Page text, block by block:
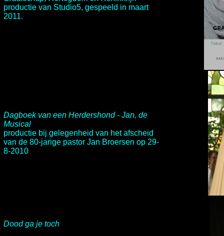
productie van Studio5, gespeeld in maart
2011.
Dagboek van een Herdershond - Jan, de
Musical
productie bij gelegenheid van het afscheid
van de 80-jarige pastor Jan Broersen op 29-
8-2010
Dood ga je toch